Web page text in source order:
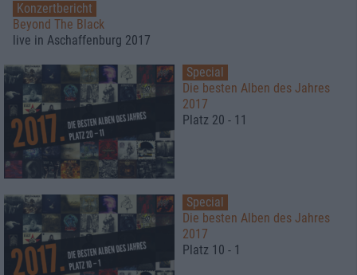
Konzertbericht
Beyond The Black
live in Aschaffenburg 2017
Special
Die besten Alben des Jahres
2017
Platz 20 - 11
Special
Die besten Alben des Jahres
2017
Platz 10 - 1